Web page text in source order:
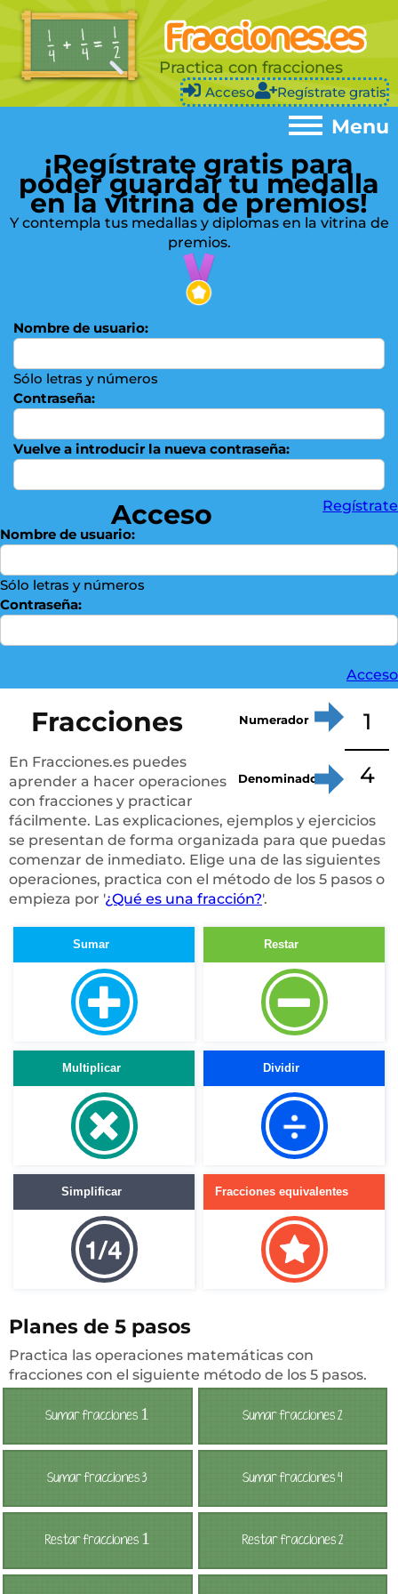
Practica con fracciones
Acceso Regístrate gratis
¡Regístrate gratis para
poder guardar tu medalla
en la vitrina de premios!
Y contempla tus medallas y diplomas en la vitrina de
premios.
Nombre de usuario:
Sólo letras y números
Contraseña:
Vuelve a introducir la nueva contraseña:
Regístrate
Acceso
Nombre de usuario:
Sólo letras y números
Contraseña:
Acceso
Fracciones Numerador
Denominador
1
4
En Fracciones.es puedes
aprender a hacer operaciones
con fracciones y practicar
fácilmente. Las explicaciones, ejemplos y ejercicios
se presentan de forma organizada para que puedas
comenzar de inmediato. Elige una de las siguientes
operaciones, practica con el método de los 5 pasos o
empieza por '¿Qué es una fracción?'.
Sumar Restar
Multiplicar Dividir
Simplificar Fracciones equivalentes
Planes de 5 pasos
Practica las operaciones matemáticas con
fracciones con el siguiente método de los 5 pasos.
Sumar fracciones 1 Sumar fracciones 2
Sumar fracciones 3 Sumar fracciones 4
Restar fracciones 1 Restar fracciones 2
Menu
Menu
► Home
► Multiplicar
► Porcentajes
Vitrina de trofeos
► ¿Qué es una fracción?
► Calculadora de fracciones
► Ponte en contacto con nosotros